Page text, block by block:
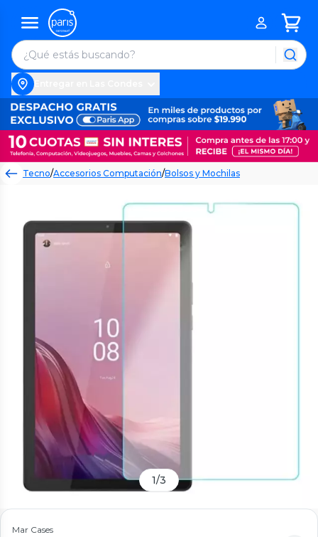
Tecno/Accesorios Computación/Bolsos y Mochilas
1/3
Mar Cases